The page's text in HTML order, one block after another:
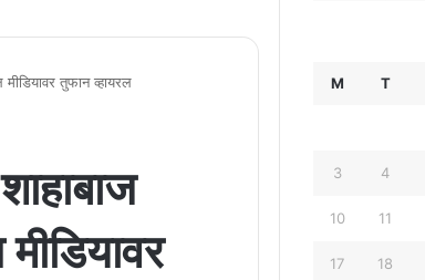
तुफान व्हायरल M T
3 4
10 11
17 18